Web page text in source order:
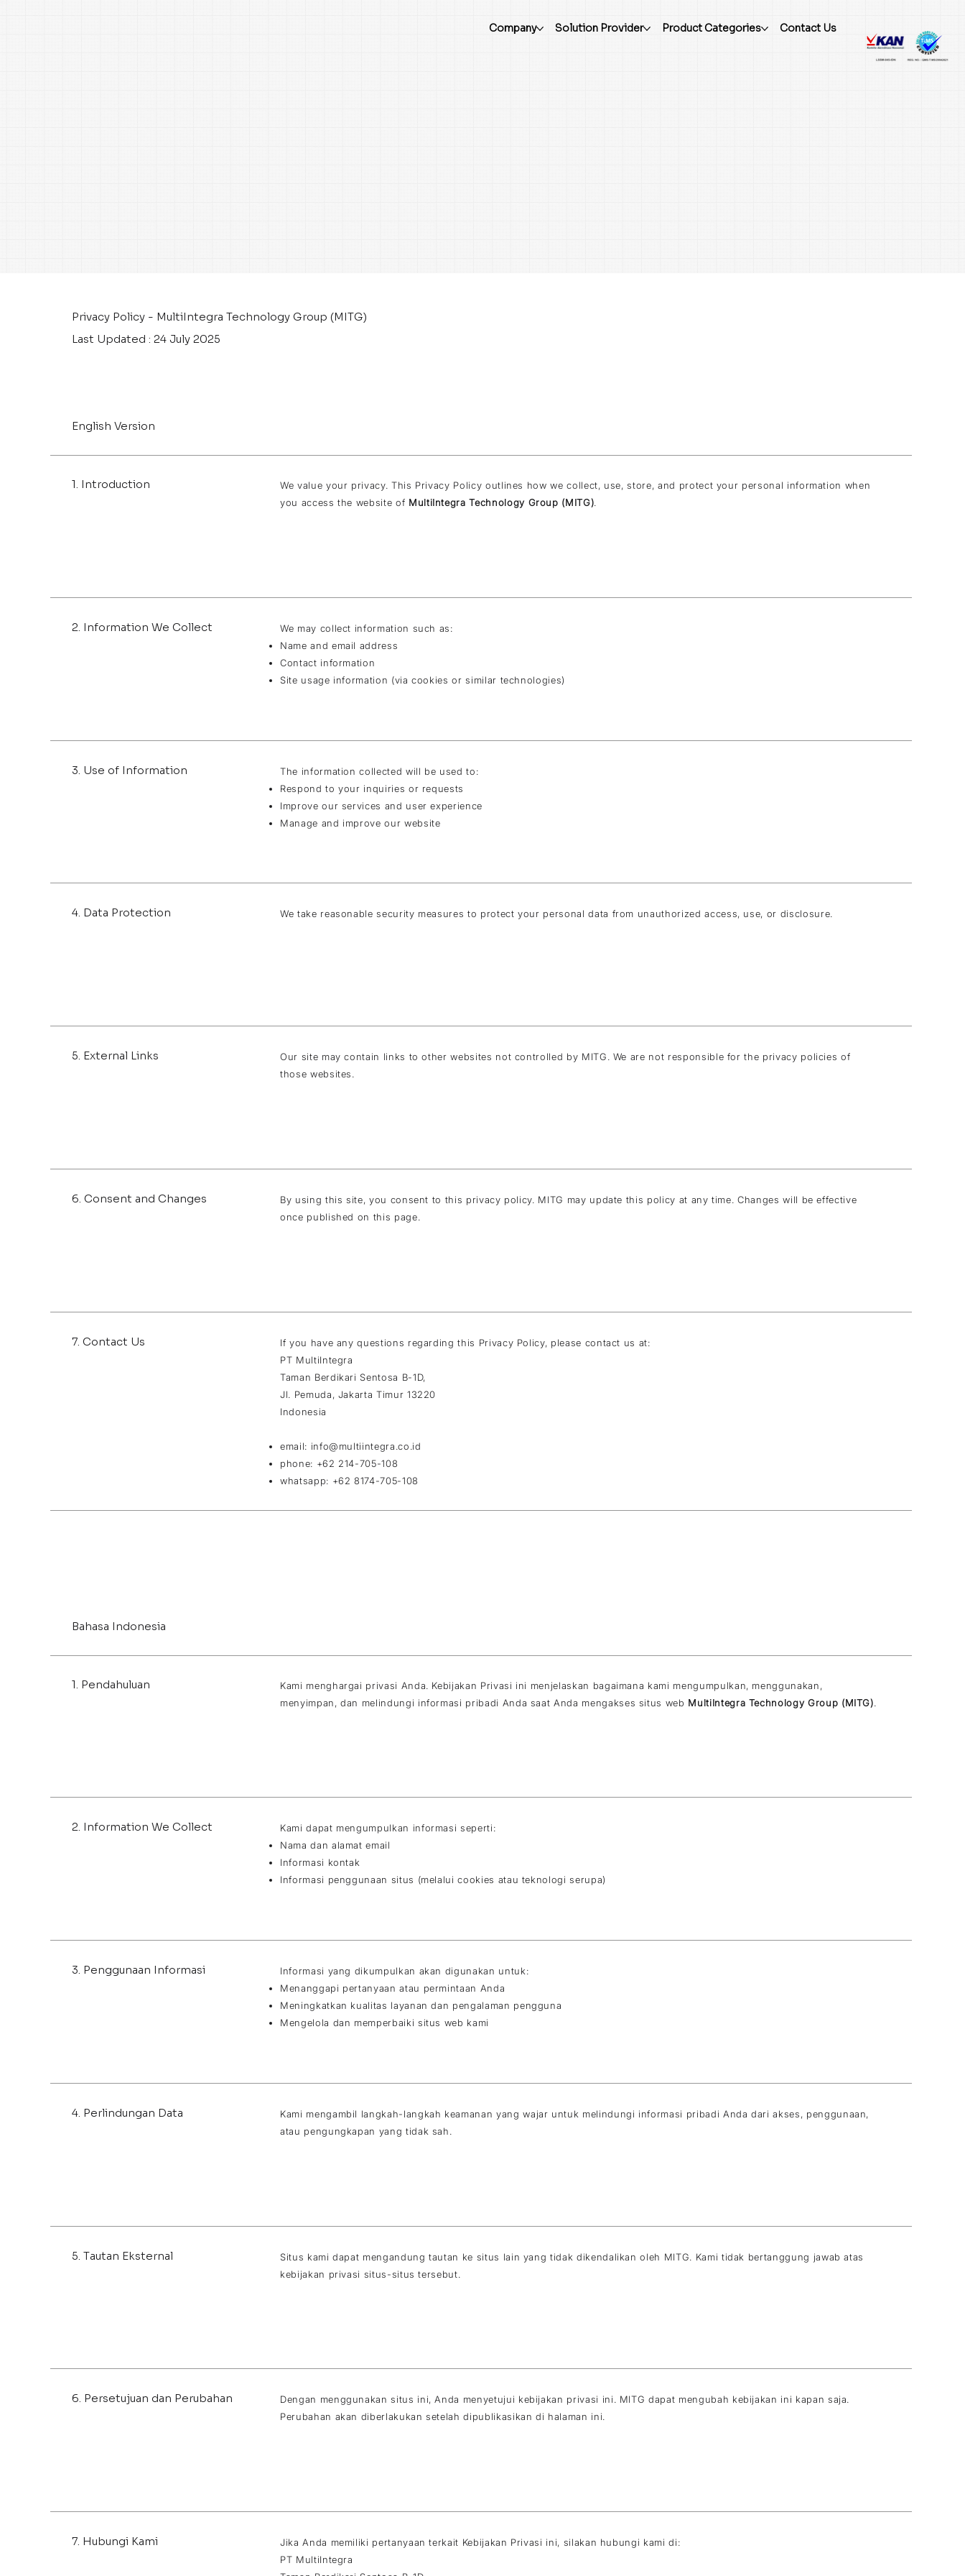
Company Solution Provider Product Categories Contact Us
Privacy Policy - MultiIntegra Technology Group (MITG)
Last Updated : 24 July 2025
English Version
1. Introduction
We value your privacy. This Privacy Policy outlines how we collect, use, store, and protect your personal information when
you access the website of MultiIntegra Technology Group (MITG).
2. Information We Collect
We may collect information such as:
Name and email address
Contact information
Site usage information (via cookies or similar technologies)
3. Use of Information
The information collected will be used to:
Respond to your inquiries or requests
Improve our services and user experience
Manage and improve our website
4. Data Protection We take reasonable security measures to protect your personal data from unauthorized access, use, or disclosure.
5. External Links
Our site may contain links to other websites not controlled by MITG. We are not responsible for the privacy policies of
those websites.
6. Consent and Changes
By using this site, you consent to this privacy policy. MITG may update this policy at any time. Changes will be effective
once published on this page.
7. Contact Us
If you have any questions regarding this Privacy Policy, please contact us at:
PT MultiIntegra
Taman Berdikari Sentosa B-1D,
Jl. Pemuda, Jakarta Timur 13220
Indonesia
email: info@multiintegra.co.id
phone: +62 214-705-108
whatsapp: +62 8174-705-108
Bahasa Indonesia
1. Pendahuluan
Kami menghargai privasi Anda. Kebijakan Privasi ini menjelaskan bagaimana kami mengumpulkan, menggunakan,
menyimpan, dan melindungi informasi pribadi Anda saat Anda mengakses situs web MultiIntegra Technology Group (MITG).
2. Information We Collect
Kami dapat mengumpulkan informasi seperti:
Nama dan alamat email
Informasi kontak
Informasi penggunaan situs (melalui cookies atau teknologi serupa)
3. Penggunaan Informasi
Informasi yang dikumpulkan akan digunakan untuk:
Menanggapi pertanyaan atau permintaan Anda
Meningkatkan kualitas layanan dan pengalaman pengguna
Mengelola dan memperbaiki situs web kami
4. Perlindungan Data
Kami mengambil langkah-langkah keamanan yang wajar untuk melindungi informasi pribadi Anda dari akses, penggunaan,
atau pengungkapan yang tidak sah.
5. Tautan Eksternal
Situs kami dapat mengandung tautan ke situs lain yang tidak dikendalikan oleh MITG. Kami tidak bertanggung jawab atas
kebijakan privasi situs-situs tersebut.
6. Persetujuan dan Perubahan
Dengan menggunakan situs ini, Anda menyetujui kebijakan privasi ini. MITG dapat mengubah kebijakan ini kapan saja.
Perubahan akan diberlakukan setelah dipublikasikan di halaman ini.
7. Hubungi Kami
Jika Anda memiliki pertanyaan terkait Kebijakan Privasi ini, silakan hubungi kami di:
PT MultiIntegra